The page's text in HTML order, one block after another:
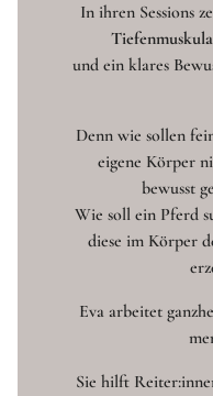
In ihren Sessions
und ein klares
Denn wie sollen
eigene Körper
bewusst
Wie soll ein Pferd
diese im Körper
Eva arbeitet
Sie hilft